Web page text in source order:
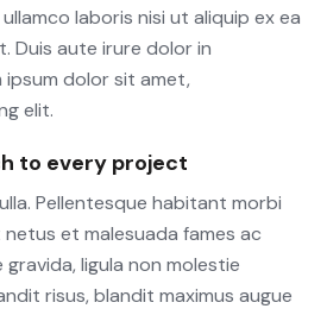
laboris nisi ut aliquip ex ea
Duis aute irure dolor in
dolor sit amet,
elit.
to every project
Pellentesque habitant morbi
et malesuada fames ac
ligula non molestie
risus, blandit maximus augue